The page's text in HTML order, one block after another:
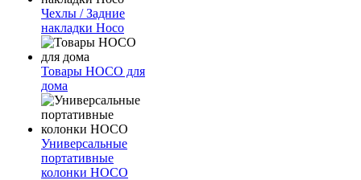
Чехлы / Задние
накладки Hoco
Товары HOCO для
дома
Универсальные
портативные
колонки HOCO